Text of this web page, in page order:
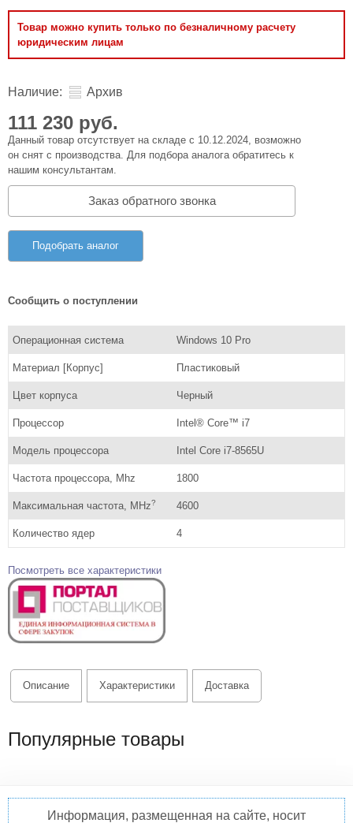
Товар можно купить только по безналичному расчету
юридическим лицам
Наличие: Архив
111 230 руб.
Данный товар отсутствует на складе с 10.12.2024, возможно
он снят с производства. Для подбора аналога обратитесь к
нашим консультантам.
Заказ обратного звонка
Подобрать аналог
Сообщить о поступлении
Операционная система Windows 10 Pro
Материал [Корпус] Пластиковый
Цвет корпуса Черный
Процессор Intel® Core™ i7
Модель процессора Intel Core i7-8565U
Частота процессора, Mhz 1800
Максимальная частота, MHz? 4600
Количество ядер 4
Посмотреть все характеристики
Описание Характеристики Доставка
Популярные товары
Информация, размещенная на сайте, носит